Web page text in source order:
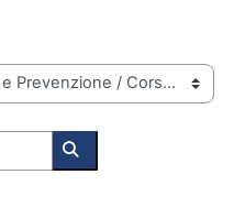
Cerca corsi